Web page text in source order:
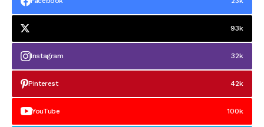
93k
Instagram 32k
Pinterest 42k
YouTube 100k